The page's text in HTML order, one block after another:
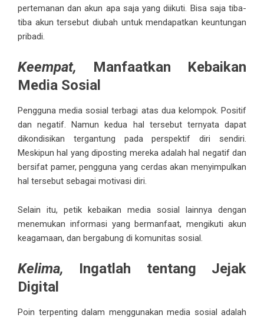
pertemanan dan akun apa saja yang diikuti. Bisa saja tiba-
tiba akun tersebut diubah untuk mendapatkan keuntungan
pribadi.
Keempat, Manfaatkan Kebaikan
Media Sosial
Pengguna media sosial terbagi atas dua kelompok. Positif
dan negatif. Namun kedua hal tersebut ternyata dapat
dikondisikan tergantung pada perspektif diri sendiri.
Meskipun hal yang diposting mereka adalah hal negatif dan
bersifat pamer, pengguna yang cerdas akan menyimpulkan
hal tersebut sebagai motivasi diri.
Selain itu, petik kebaikan media sosial lainnya dengan
menemukan informasi yang bermanfaat, mengikuti akun
keagamaan, dan bergabung di komunitas sosial.
Kelima, Ingatlah tentang Jejak
Digital
Poin terpenting dalam menggunakan media sosial adalah